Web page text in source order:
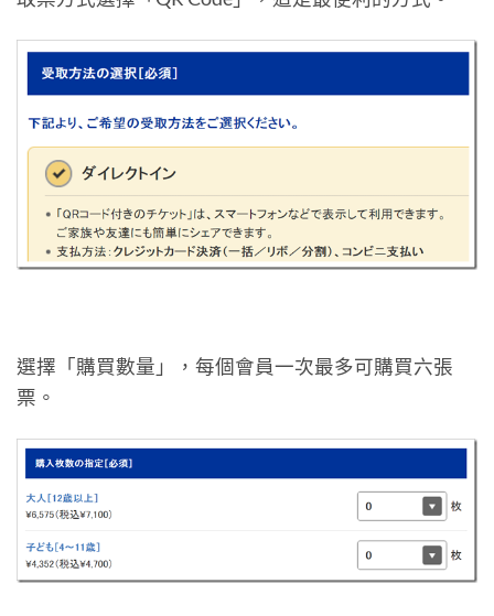
選擇「購買數量」，每個會員一次最多可購買六張
票。